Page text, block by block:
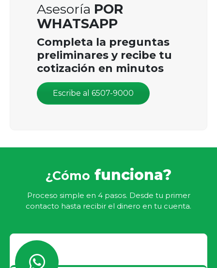
Asesoría POR
WHATSAPP
Completa la preguntas
preliminares y recibe tu
cotización en minutos
Escribe al 6507-9000
¿Cómo funciona?
Proceso simple en 4 pasos. Desde tu primer
contacto hasta recibir el dinero en tu cuenta.